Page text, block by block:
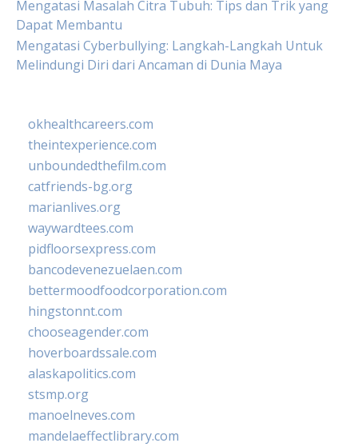
Mengatasi Masalah Citra Tubuh: Tips dan Trik yang
Dapat Membantu
Mengatasi Cyberbullying: Langkah-Langkah Untuk
Melindungi Diri dari Ancaman di Dunia Maya
okhealthcareers.com
theintexperience.com
unboundedthefilm.com
catfriends-bg.org
marianlives.org
waywardtees.com
pidfloorsexpress.com
bancodevenezuelaen.com
bettermoodfoodcorporation.com
hingstonnt.com
chooseagender.com
hoverboardssale.com
alaskapolitics.com
stsmp.org
manoelneves.com
mandelaeffectlibrary.com